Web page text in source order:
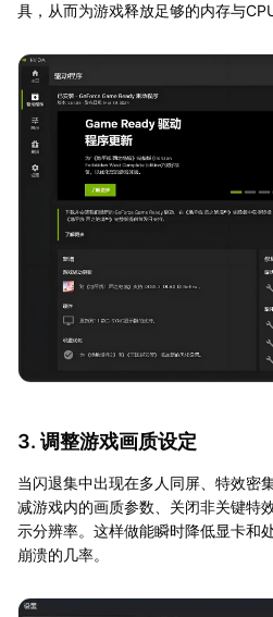
具，从而为游戏释放足够的内存与
3. 调整游戏画质设定
当闪退集中出现在多人同屏、特效密
减游戏内的画质参数、关闭非关键特
示分辨率。这样做能瞬时降低显卡和
崩溃的几率。